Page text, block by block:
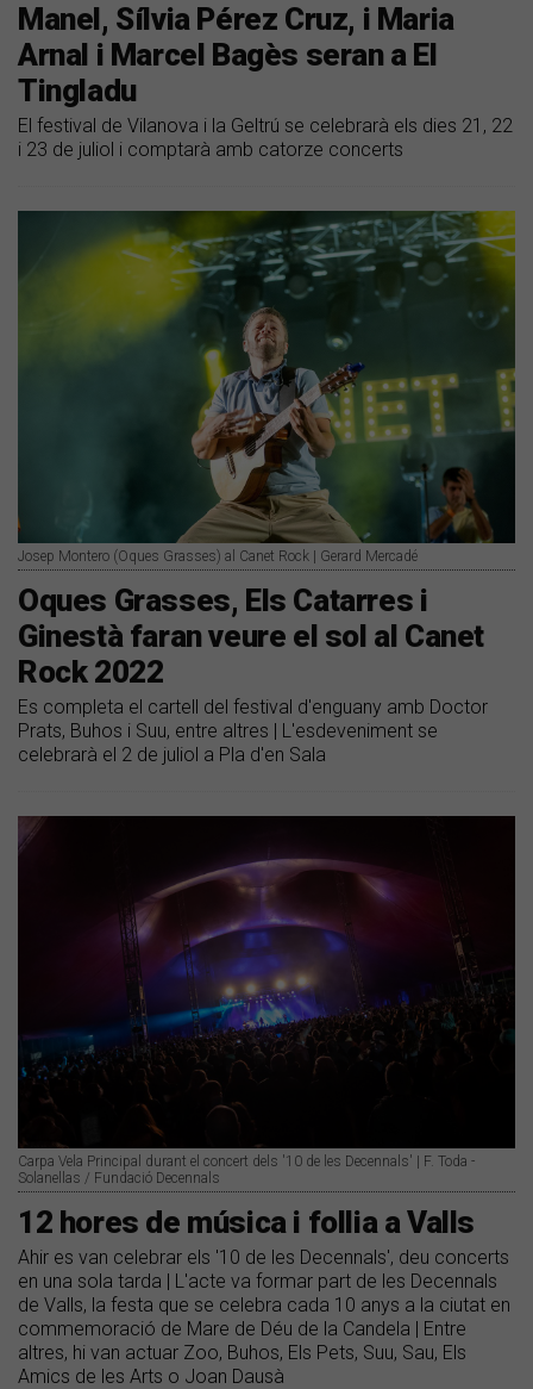
Manel, Sílvia Pérez Cruz, i Maria
Arnal i Marcel Bagès seran a El
Tingladu
El festival de Vilanova i la Geltrú se celebrarà els dies 21, 22
i 23 de juliol i comptarà amb catorze concerts
Josep Montero (Oques Grasses) al Canet Rock | Gerard Mercadé
Oques Grasses, Els Catarres i
Ginestà faran veure el sol al Canet
Rock 2022
Es completa el cartell del festival d'enguany amb Doctor
Prats, Buhos i Suu, entre altres | L'esdeveniment se
celebrarà el 2 de juliol a Pla d'en Sala
Carpa Vela Principal durant el concert dels '10 de les Decennals' | F. Toda -
Solanellas / Fundació Decennals
12 hores de música i follia a Valls
Ahir es van celebrar els '10 de les Decennals', deu concerts
en una sola tarda | L'acte va formar part de les Decennals
de Valls, la festa que se celebra cada 10 anys a la ciutat en
commemoració de Mare de Déu de la Candela | Entre
altres, hi van actuar Zoo, Buhos, Els Pets, Suu, Sau, Els
Amics de les Arts o Joan Dausà